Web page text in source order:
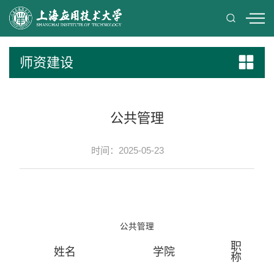
师资建设
公共管理
时间：2025-05-23
公共管理
姓名 学院
职
称